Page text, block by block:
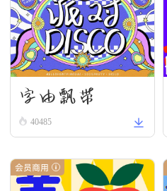
字由飘带
40485
会员商用